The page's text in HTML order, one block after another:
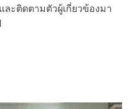
ละติดตามตัวผู้เกี่ยวข้องมา